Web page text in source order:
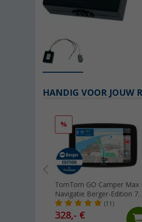
HANDIG VOOR JOUW
%
TomTom GO Camper Max
Navigatie Berger-Edition 7
inch
(11)
328,- €